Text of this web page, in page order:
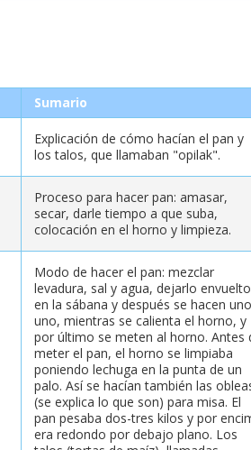
Sumario
Explicación de cómo hacían el pan y
los talos, que llamaban "opilak".
Proceso para hacer pan: amasar,
secar, darle tiempo a que suba,
colocación en el horno y limpieza.
Modo de hacer el pan: mezclar
levadura, sal y agua, dejarlo envuelto
en la sábana y después se hacen
uno, mientras se calienta el horno, y
por último se meten al horno. Antes
meter el pan, el horno se limpiaba
poniendo lechuga en la punta de un
palo. Así se hacían también las
(se explica lo que son) para misa. El
pan pesaba dos-tres kilos y por
era redondo por debajo plano. Los